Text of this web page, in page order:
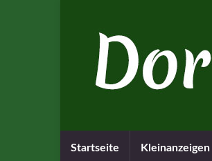
Startseite Kleinanzeigen